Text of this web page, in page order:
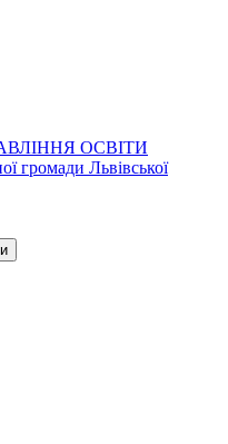
громади Львівської області